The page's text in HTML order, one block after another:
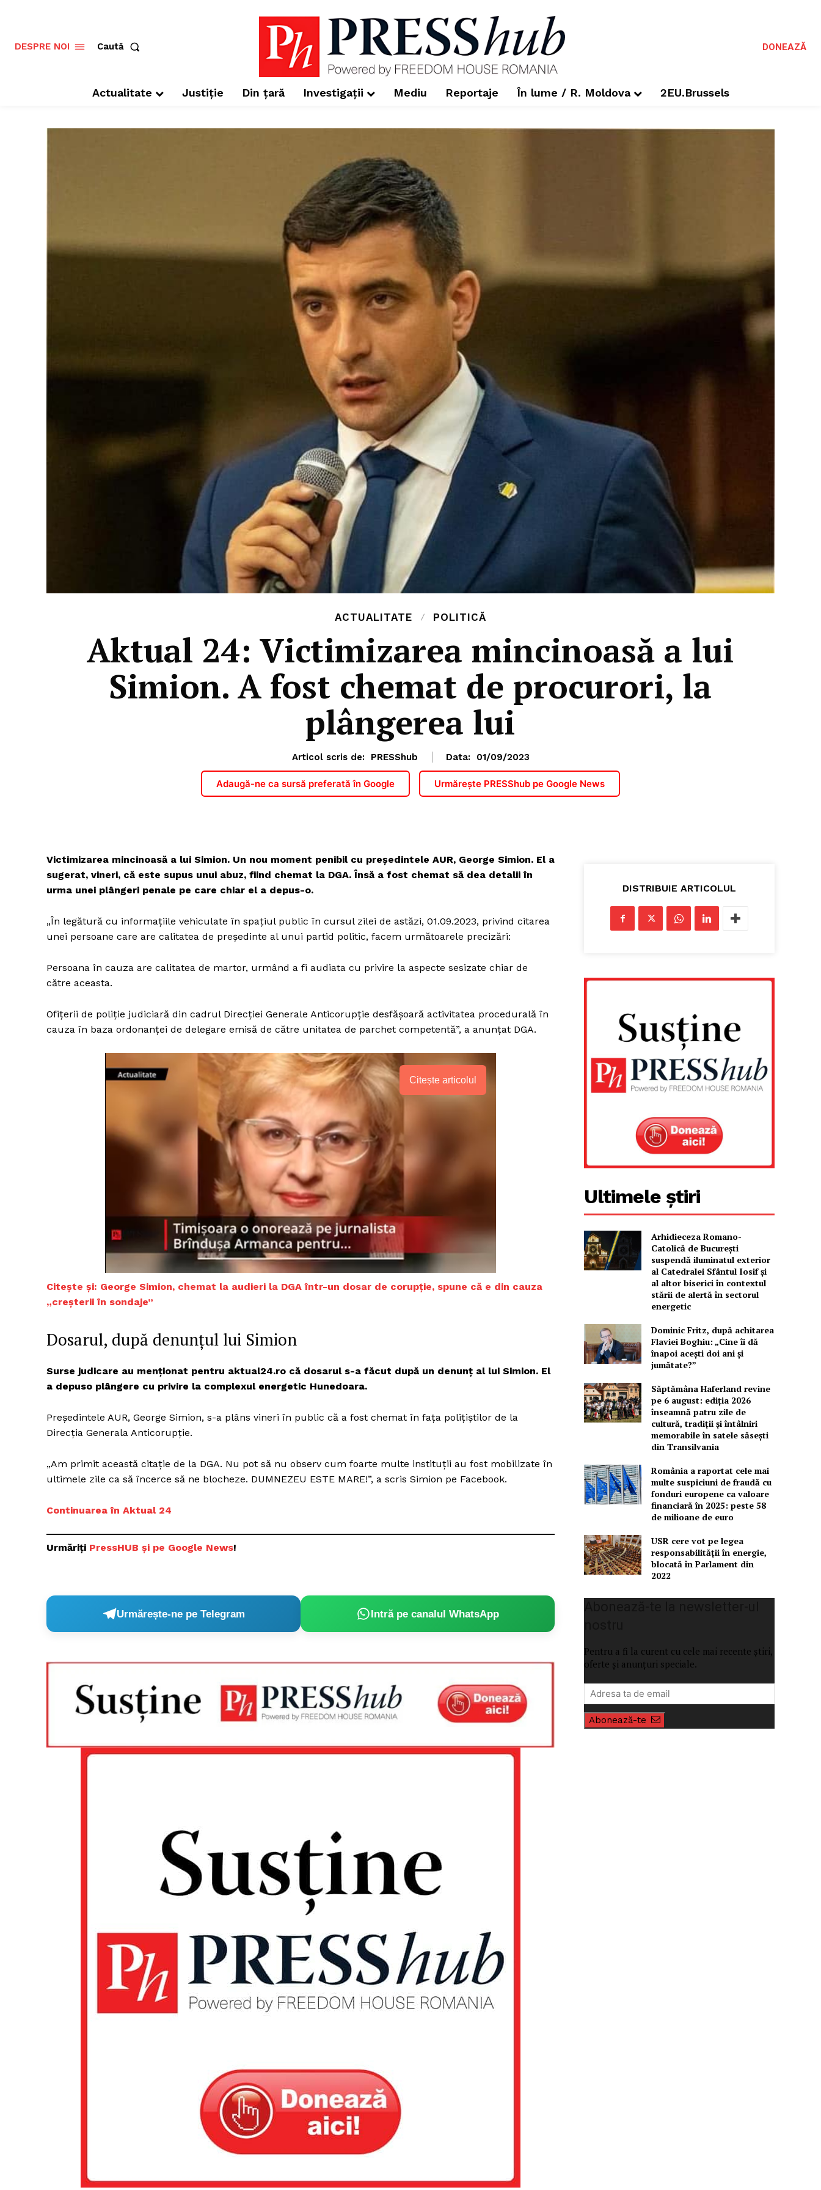
Un proiect
ROMÂNIA
Proiecte editoriale
DESPRE NOI Caută DONEAZĂ
Actualitate Justiție Din țară Investigații Mediu Reportaje În lume / R. Moldova 2EU.Brussels
ACTUALITATE POLITICĂ
Aktual 24: Victimizarea mincinoasă a lui
Simion. A fost chemat de procurori, la
plângerea lui
Articol scris de: PRESShub Data: 01/09/2023
Adaugă-ne ca sursă preferată în Google Urmărește PRESShub pe Google News
Victimizarea mincinoasă a lui Simion. Un nou moment penibil cu președintele AUR, George Simion. El a
sugerat, vineri, că este supus unui abuz, fiind chemat la DGA. Însă a fost chemat să dea detalii în
urma unei plângeri penale pe care chiar el a depus-o.
„În legătură cu informațiile vehiculate în spațiul public în cursul zilei de astăzi, 01.09.2023, privind citarea
unei persoane care are calitatea de președinte al unui partid politic, facem următoarele precizări:
Persoana în cauza are calitatea de martor, urmând a fi audiata cu privire la aspecte sesizate chiar de
către aceasta.
Ofițerii de poliție judiciară din cadrul Direcției Generale Anticorupție desfășoară activitatea procedurală în
cauza în baza ordonanței de delegare emisă de către unitatea de parchet competentă”, a anunțat DGA.
Citește articolul
Citește și: George Simion, chemat la audieri la DGA într-un dosar de corupție, spune că e din cauza
„creșterii în sondaje”
Dosarul, după denunțul lui Simion
Surse judicare au menționat pentru aktual24.ro că dosarul s-a făcut după un denunț al lui Simion. El
a depuso plângere cu privire la complexul energetic Hunedoara.
Președintele AUR, George Simion, s-a plâns vineri în public că a fost chemat în fața polițiștilor de la
Direcția Generala Anticorupție.
„Am primit această citație de la DGA. Nu pot să nu observ cum foarte multe instituții au fost mobilizate în
ultimele zile ca să încerce să ne blocheze. DUMNEZEU ESTE MARE!”, a scris Simion pe Facebook.
Continuarea în Aktual 24
Urmăriți PressHUB și pe Google News!
Urmărește-ne pe Telegram Intră pe canalul WhatsApp
DISTRIBUIE ARTICOLUL
Ultimele știri
Arhidieceza Romano-
Catolică de București
suspendă iluminatul exterior
al Catedralei Sfântul Iosif și
al altor biserici în contextul
stării de alertă în sectorul
energetic
Dominic Fritz, după achitarea
Flaviei Boghiu: „Cine îi dă
înapoi aceşti doi ani şi
jumătate?”
Săptămâna Haferland revine
pe 6 august: ediția 2026
înseamnă patru zile de
cultură, tradiții și întâlniri
memorabile în satele săsești
din Transilvania
România a raportat cele mai
multe suspiciuni de fraudă cu
fonduri europene ca valoare
financiară în 2025: peste 58
de milioane de euro
USR cere vot pe legea
responsabilității în energie,
blocată în Parlament din
2022
Pentru a fi la curent cu cele mai recente știri,
oferte și anunțuri speciale.
Abonează-te